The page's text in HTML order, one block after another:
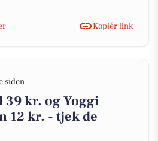
Kopiér link
siden
39 kr. og Yoggi
12 kr. - tjek de